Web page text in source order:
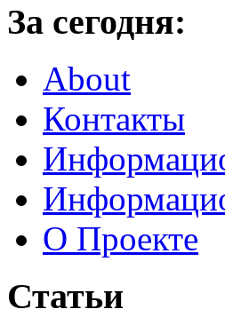
За сегодня:
About
Контакты
О Проекте
Статьи